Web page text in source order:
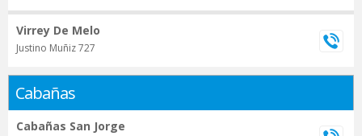
Virrey De Melo
Justino Muñiz 727
Cabañas
Cabañas San Jorge